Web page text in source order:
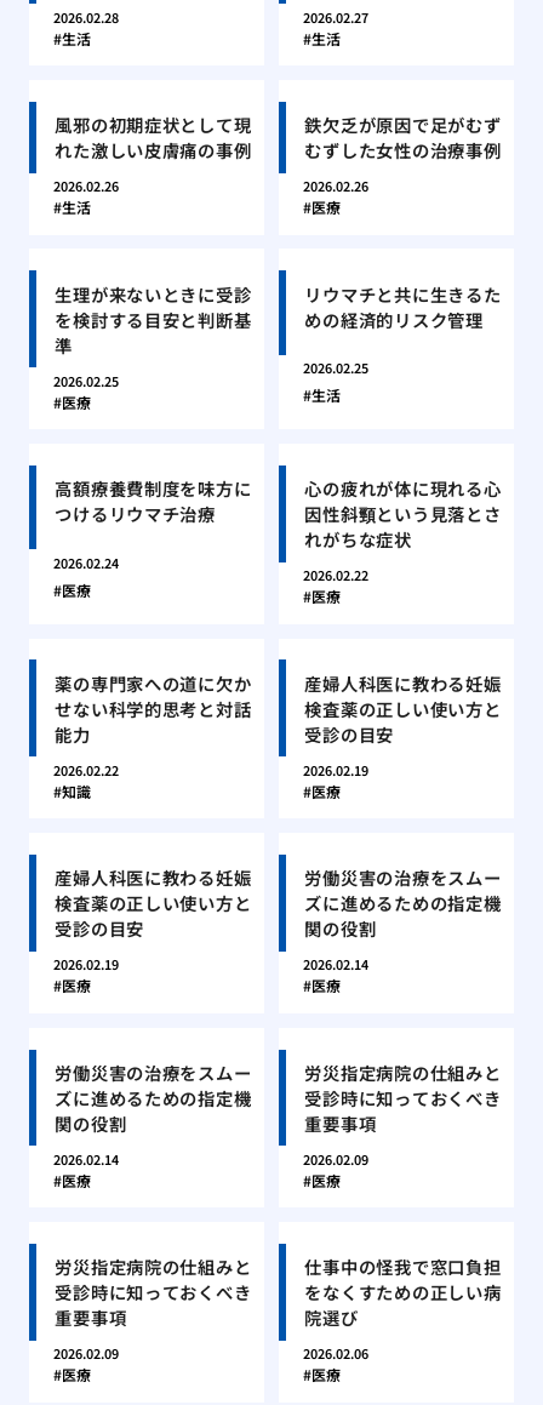
2026.02.28
生活
2026.02.27
生活
風邪の初期症状として現
れた激しい皮膚痛の事例
2026.02.26
生活
鉄欠乏が原因で足がむず
むずした女性の治療事例
2026.02.26
医療
生理が来ないときに受診
を検討する目安と判断基
準
2026.02.25
医療
リウマチと共に生きるた
めの経済的リスク管理
2026.02.25
生活
高額療養費制度を味方に
つけるリウマチ治療
2026.02.24
医療
心の疲れが体に現れる心
因性斜頸という見落とさ
れがちな症状
2026.02.22
医療
薬の専門家への道に欠か
せない科学的思考と対話
能力
2026.02.22
知識
産婦人科医に教わる妊娠
検査薬の正しい使い方と
受診の目安
2026.02.19
医療
産婦人科医に教わる妊娠
検査薬の正しい使い方と
受診の目安
2026.02.19
医療
労働災害の治療をスムー
ズに進めるための指定機
関の役割
2026.02.14
医療
労働災害の治療をスムー
ズに進めるための指定機
関の役割
2026.02.14
医療
労災指定病院の仕組みと
受診時に知っておくべき
重要事項
2026.02.09
医療
労災指定病院の仕組みと
受診時に知っておくべき
重要事項
2026.02.09
医療
仕事中の怪我で窓口負担
をなくすための正しい病
院選び
2026.02.06
医療